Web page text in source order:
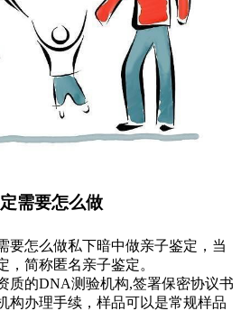
需要怎么做
要怎么做私下暗中做亲子鉴定，当
，简称匿名亲子鉴定。
质的DNA测验机构,签署保密协议书
构办理手续，样品可以是常规样品